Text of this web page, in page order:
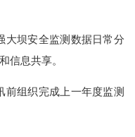
坝安全监测数据日常分
信息共享。
组织完成上一年度监测